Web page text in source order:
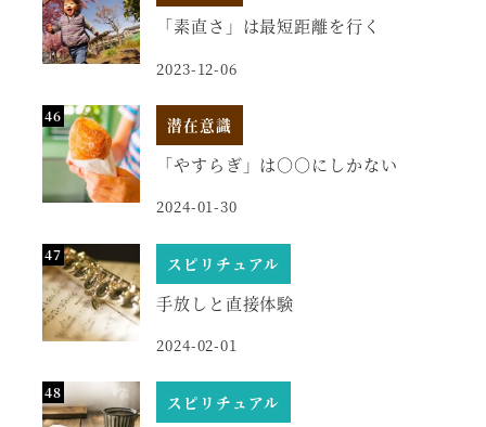
「素直さ」は最短距離を行く
2023-12-06
潜在意識
「やすらぎ」は○○にしかない
2024-01-30
スピリチュアル
手放しと直接体験
2024-02-01
スピリチュアル